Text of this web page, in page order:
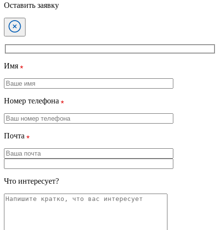
Оставить заявку
Имя
Номер телефона
Почта
Что интересует?